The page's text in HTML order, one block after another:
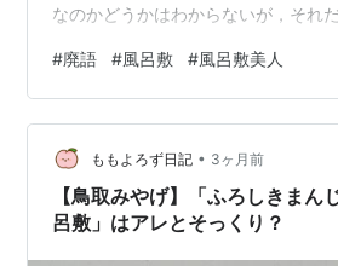
なのかどうかはわからないが，それ
であろう。そんなものが電車の中な
ようでは，逆に困る。 風呂敷が私た
たことで，もうひとつ，なかなか見
ものがある。「風呂敷美人」である
バッグで代用できるが，風呂敷美人
て代えがたい。残念なことだが，逆
#廃語 #風呂敷 #風呂敷美人
ももよろず日記 • 3ヶ月前
【鳥取みやげ】「ふろしきまん
呂敷」はアレとそっくり？